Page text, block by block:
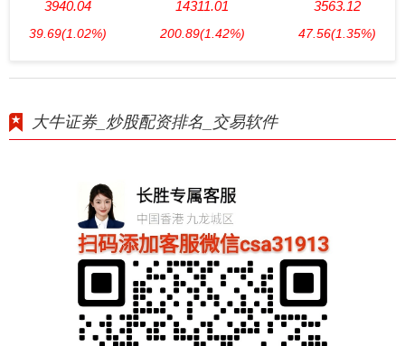
3940.04
39.69(1.02%)
14311.01
200.89(1.42%)
3563.12
47.56(1.35%)
大牛证券_炒股配资排名_交易软件